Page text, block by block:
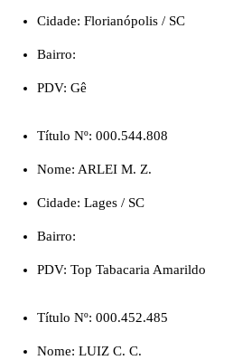
Cidade: Florianópolis / SC
Bairro:
PDV: Gê
Título Nº: 000.544.808
Nome: ARLEI M. Z.
Cidade: Lages / SC
Bairro:
PDV: Top Tabacaria Amarildo
Título Nº: 000.452.485
Nome: LUIZ C. C.